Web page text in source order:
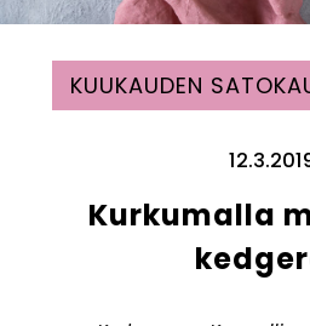
KUUKAUDEN
Kurkumalla